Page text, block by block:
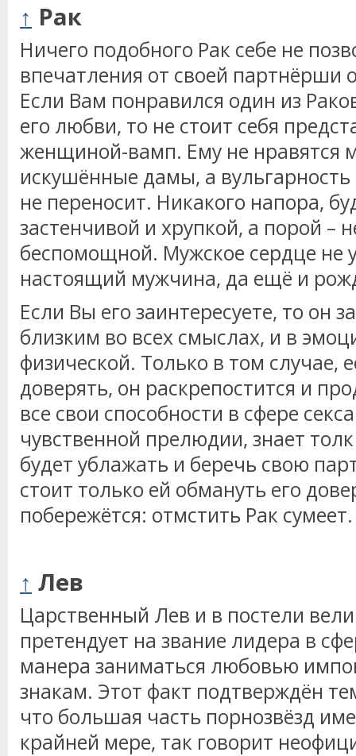
↑ Рак
Ничего подобного Рак себе не
впечатления от своей партнёрши
Если Вам понравился один из
его любви, то не стоит себя
женщиной-вамп. Ему не нравятся
искушённые дамы, а вульгарность
не переносит. Никакого напора,
застенчивой и хрупкой, а порой –
беспомощной. Мужское сердце не
настоящий мужчина, да ещё и
Если Вы его заинтересуете, то он
близким во всех смыслах, и в
физической. Только в том случае,
доверять, он раскрепостится и
все свои способности в сфере
чувственной прелюдии, знает
будет ублажать и беречь свою
стоит только ей обмануть его
побережётся: отмстить Рак сумеет.
↑ Лев
Царственный Лев и в постели
претендует на звание лидера в
манера заниматься любовью
знакам. Этот факт подтверждён
что большая часть порнозвёзд
крайней мере, так говорит